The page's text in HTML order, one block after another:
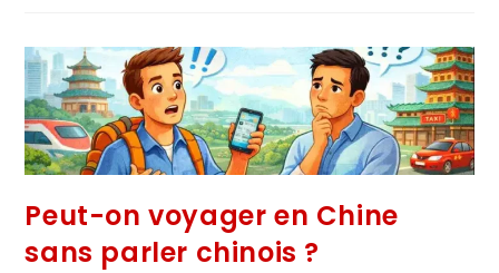
Peut-on voyager en Chine
sans parler chinois ?